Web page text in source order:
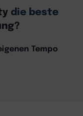
die beste
Tempo